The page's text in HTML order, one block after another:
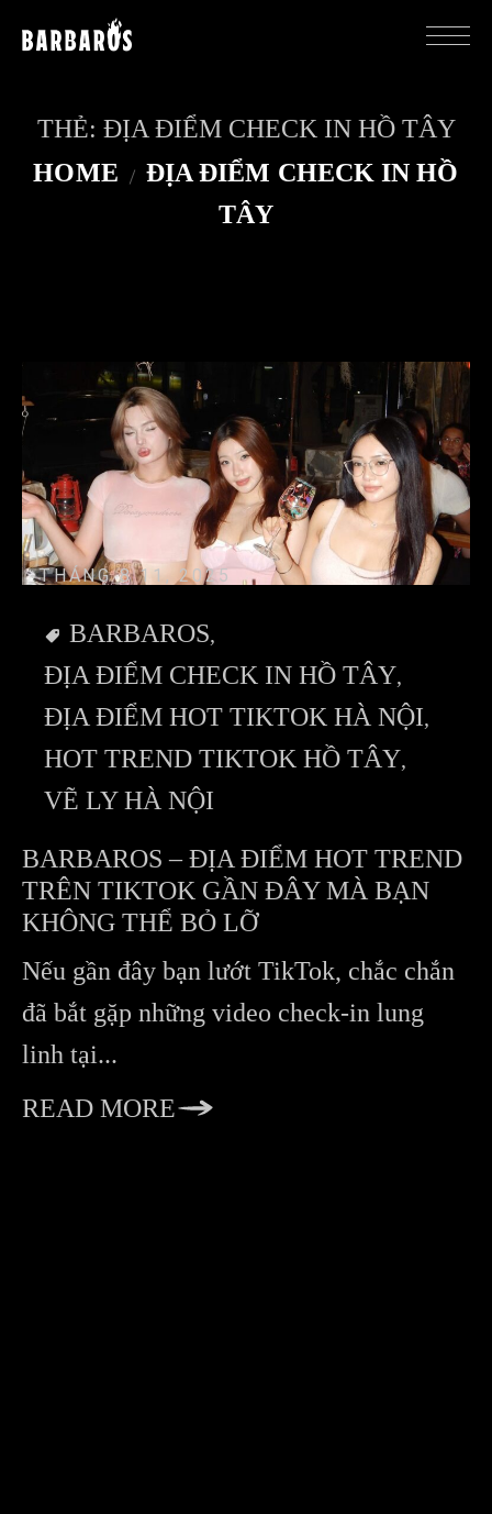
THẺ: ĐỊA ĐIỂM CHECK IN HỒ TÂY
HOME
ĐỊA ĐIỂM CHECK IN HỒ
TÂY
THÁNG 8 11, 2025
BARBAROS
ĐỊA ĐIỂM CHECK IN HỒ TÂY
ĐỊA ĐIỂM HOT TIKTOK HÀ NỘI
HOT TREND TIKTOK HỒ TÂY
VẼ LY HÀ NỘI
BARBAROS – ĐỊA ĐIỂM HOT TREND
TRÊN TIKTOK GẦN ĐÂY MÀ BẠN
KHÔNG THỂ BỎ LỠ
Nếu gần đây bạn lướt TikTok, chắc chắn
đã bắt gặp những video check-in lung
linh tại...
READ MORE